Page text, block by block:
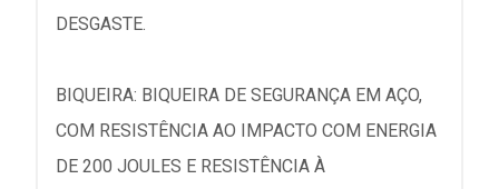
DESGASTE.
BIQUEIRA: BIQUEIRA DE SEGURANÇA EM AÇO,
COM RESISTÊNCIA AO IMPACTO COM ENERGIA
DE 200 JOULES E RESISTÊNCIA À